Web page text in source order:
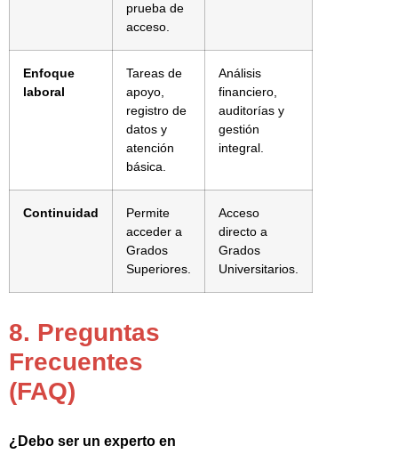
prueba de
acceso.
Enfoque
laboral
Tareas de
apoyo,
registro de
datos y
atención
básica.
Análisis
financiero,
auditorías y
gestión
integral.
Continuidad
Permite
acceder a
Grados
Superiores.
Acceso
directo a
Grados
Universitarios.
8. Preguntas
Frecuentes
(FAQ)
¿Debo ser un experto en